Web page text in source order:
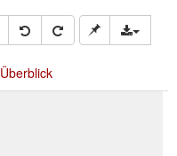
Überblick